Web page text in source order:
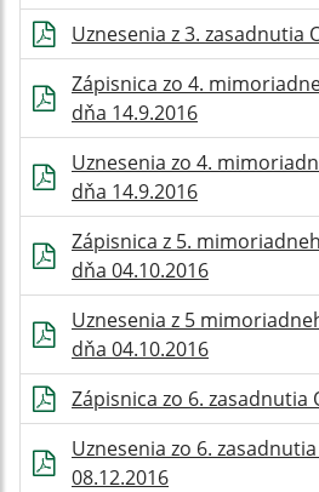
Uznesenia z 3. zasadnutia
Zápisnica zo 4.
dňa 14.9.2016
Uznesenia zo 4.
dňa 14.9.2016
Zápisnica z 5.
dňa 04.10.2016
Uznesenia z 5
dňa 04.10.2016
Zápisnica zo 6. zasadnutia
Uznesenia zo 6.
08.12.2016